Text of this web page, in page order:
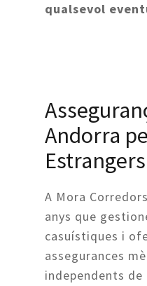
qualsevol
Andorra
Estrangers
A Mora
anys que
casuístiques i
assegurances
independents de